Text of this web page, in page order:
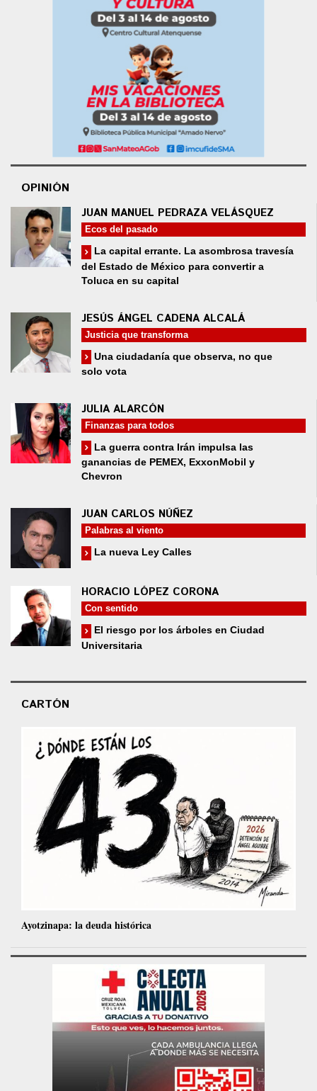
OPINIÓN
JUAN MANUEL PEDRAZA VELÁSQUEZ
Ecos del pasado
La capital errante. La asombrosa travesía
del Estado de México para convertir a
Toluca en su capital
JESÚS ÁNGEL CADENA ALCALÁ
Justicia que transforma
Una ciudadanía que observa, no que
solo vota
JULIA ALARCÓN
Finanzas para todos
La guerra contra Irán impulsa las
ganancias de PEMEX, ExxonMobil y
Chevron
JUAN CARLOS NÚÑEZ
Palabras al viento
La nueva Ley Calles
HORACIO LÓPEZ CORONA
Con sentido
El riesgo por los árboles en Ciudad
Universitaria
CARTÓN
Ayotzinapa: la deuda histórica